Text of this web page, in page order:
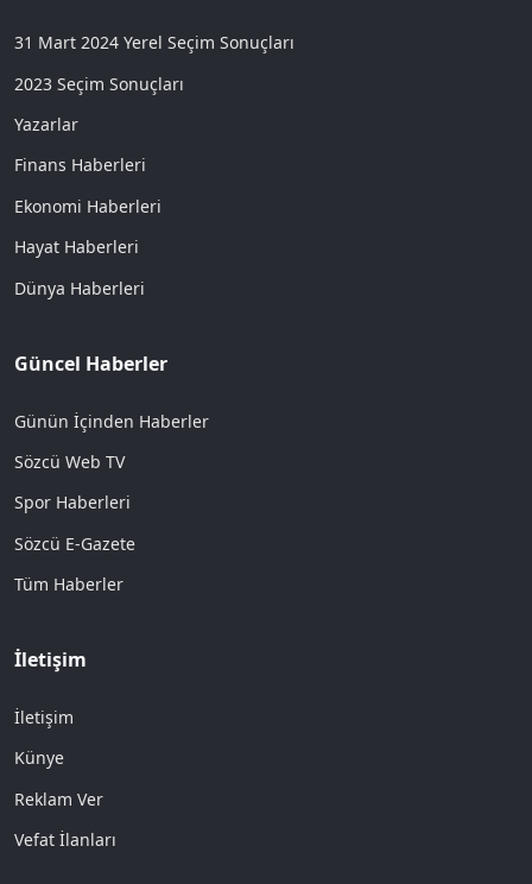
31 Mart 2024 Yerel Seçim Sonuçları
2023 Seçim Sonuçları
Yazarlar
Finans Haberleri
Ekonomi Haberleri
Hayat Haberleri
Dünya Haberleri
Güncel Haberler
Günün İçinden Haberler
Sözcü Web TV
Spor Haberleri
Sözcü E-Gazete
Tüm Haberler
İletişim
İletişim
Künye
Reklam Ver
Vefat İlanları